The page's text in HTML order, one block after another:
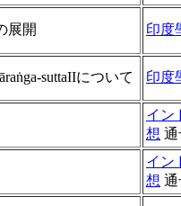
展開 印度
suttaIIについて 印度
イン
想
イン
想